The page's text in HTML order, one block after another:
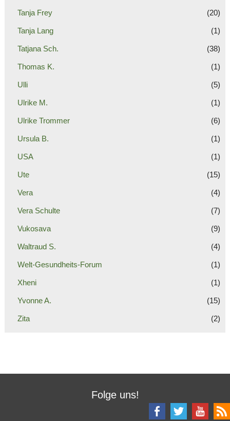
Tanja Frey (20)
Tanja Lang (1)
Tatjana Sch. (38)
Thomas K. (1)
Ulli (5)
Ulrike M. (1)
Ulrike Trommer (6)
Ursula B. (1)
USA (1)
Ute (15)
Vera (4)
Vera Schulte (7)
Vukosava (9)
Waltraud S. (4)
Welt-Gesundheits-Forum (1)
Xheni (1)
Yvonne A. (15)
Zita (2)
Folge uns!